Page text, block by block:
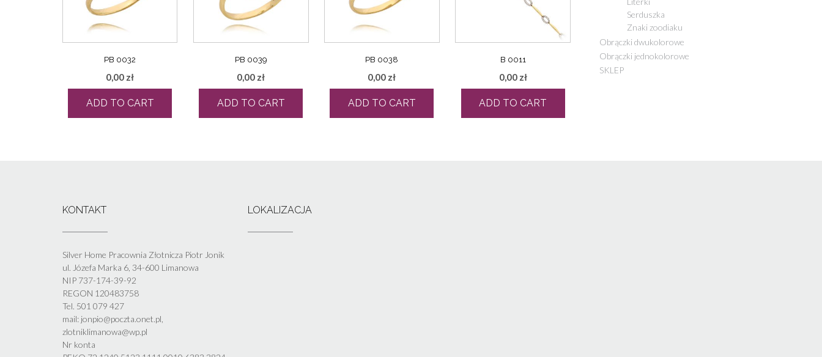
PB 0032
0,00 zł
ADD TO CART
PB 0039
0,00 zł
ADD TO CART
PB 0038
0,00 zł
ADD TO CART
B 0011
0,00 zł
ADD TO CART
Serduszka
Znaki zoodiaku
Obrączki dwukolorowe
Obrączki jednokolorowe
SKLEP
KONTAKT
Silver Home Pracownia Złotnicza Piotr Jonik
ul. Józefa Marka 6, 34-600 Limanowa
NIP 737-174-39-92
REGON 120483758
Tel. 501 079 427
mail: jonpio@poczta.onet.pl,
zlotniklimanowa@wp.pl
Nr konta
LOKALIZACJA